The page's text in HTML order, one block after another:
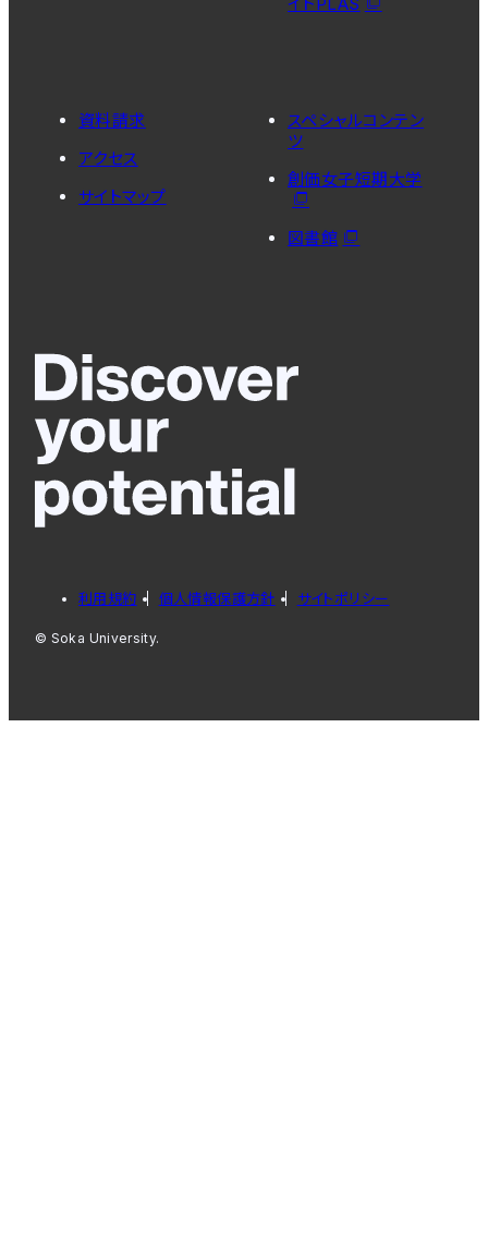
資料請求
アクセス
サイトマップ
スペシャルコンテン
ツ
創価女子短期大学
図書館
利用規約 個人情報保護方針 サイトポリシー
© Soka University.